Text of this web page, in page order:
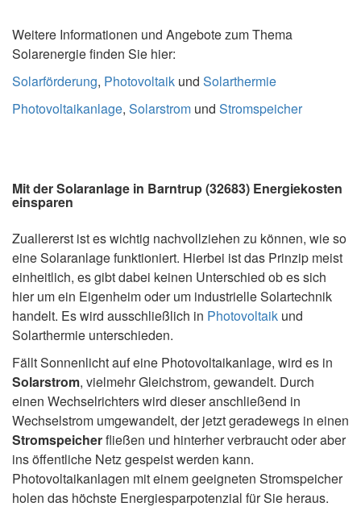
Weitere Informationen und Angebote zum Thema
Solarenergie finden Sie hier:
Solarförderung, Photovoltaik und Solarthermie
Photovoltaikanlage, Solarstrom und Stromspeicher
Mit der Solaranlage in Barntrup (32683) Energiekosten
einsparen
Zuallererst ist es wichtig nachvollziehen zu können, wie so
eine Solaranlage funktioniert. Hierbei ist das Prinzip meist
einheitlich, es gibt dabei keinen Unterschied ob es sich
hier um ein Eigenheim oder um industrielle Solartechnik
handelt. Es wird ausschließlich in Photovoltaik und
Solarthermie unterschieden.
Fällt Sonnenlicht auf eine Photovoltaikanlage, wird es in
Solarstrom, vielmehr Gleichstrom, gewandelt. Durch
einen Wechselrichters wird dieser anschließend in
Wechselstrom umgewandelt, der jetzt geradewegs in einen
Stromspeicherfließen und hinterher verbraucht oder aber
ins öffentliche Netz gespeist werden kann.
Photovoltaikanlagen mit einem geeigneten Stromspeicher
holen das höchste Energiesparpotenzial für Sie heraus.